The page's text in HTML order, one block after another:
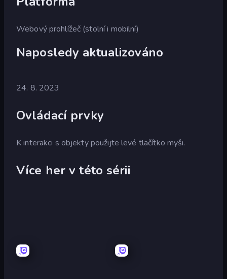
Webový prohlížeč (stolní i mobilní)
Naposledy aktualizováno
24. 8. 2023
Ovládací prvky
K interakci s objekty použijte levé tlačítko myši.
Více her v této sérii
Escape
Escape